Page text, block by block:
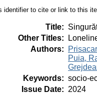
identifier to cite or link to this
Title:
Other Titles:
Authors:
Puia,
Keywords: socio-
Issue Date: 2024